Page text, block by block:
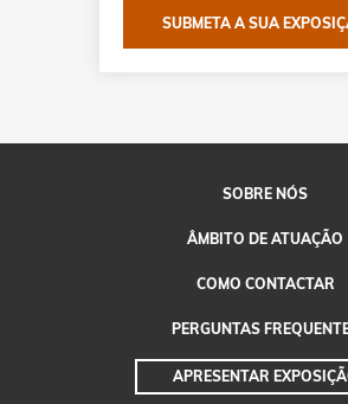
SUBMETA A SUA
SOBRE NÓS
ÂMBITO DE ATUAÇÃO
COMO CONTACTAR
PERGUNTAS
APRESENTAR